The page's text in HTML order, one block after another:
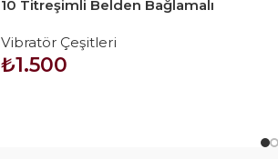
10 Titreşimli Belden Bağlamalı
Vibratör Çeşitleri
₺1.500